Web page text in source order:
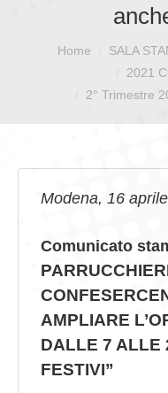
CATEGORIE
COMUNICATI
Sei qui:Home SALA
2021
2° Trimestre
Modena, 16
Comunicato
AMPLIARE
DALLE 7 ALLE
FESTIVI”